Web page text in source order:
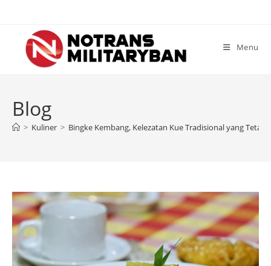
content
Menu
Blog
> Kuliner > Bingke Kembang, Kelezatan Kue Tradisional yang